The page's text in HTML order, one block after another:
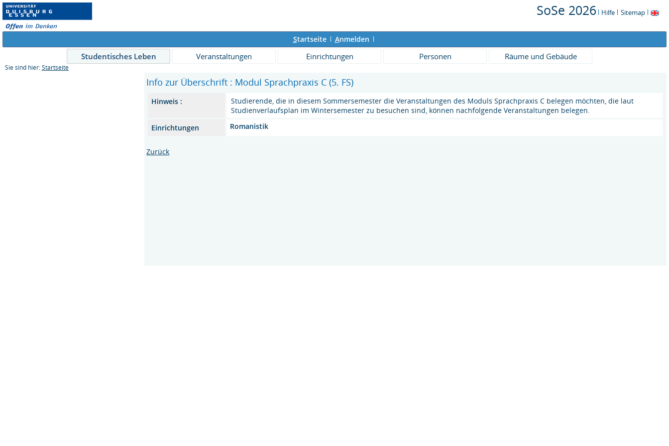
SoSe 2026 Hilfe Sitemap
Startseite Anmelden
Studentisches Leben Veranstaltungen Einrichtungen Personen Räume und Gebäude
Sie sind hier: Startseite
Info zur Überschrift : Modul Sprachpraxis C (5. FS)
Hinweis :
Studierende, die in diesem Sommersemester die Veranstaltungen des Moduls Sprachpraxis C belegen möchten, die laut
Studienverlaufsplan im Wintersemester zu besuchen sind, können nachfolgende Veranstaltungen belegen.
Einrichtungen
Romanistik
Zurück